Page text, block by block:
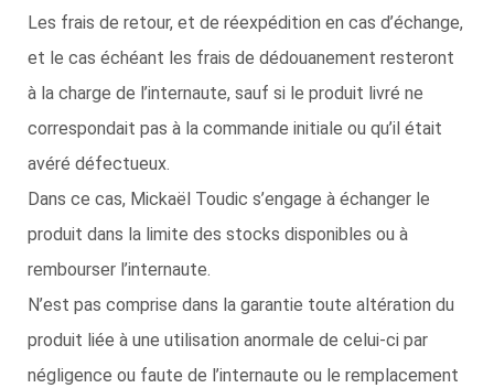
Les frais de retour, et de réexpédition en cas d’échange,
et le cas échéant les frais de dédouanement resteront
à la charge de l’internaute, sauf si le produit livré ne
correspondait pas à la commande initiale ou qu’il était
avéré défectueux.
Dans ce cas, Mickaël Toudic s’engage à échanger le
produit dans la limite des stocks disponibles ou à
rembourser l’internaute.
N’est pas comprise dans la garantie toute altération du
produit liée à une utilisation anormale de celui-ci par
négligence ou faute de l’internaute ou le remplacement